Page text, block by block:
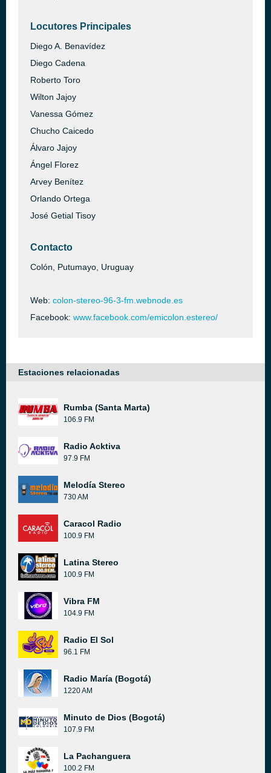
Locutores Principales
Diego A. Benavídez
Diego Cadena
Roberto Toro
Wilton Jajoy
Vanessa Gómez
Chucho Caicedo
Álvaro Jajoy
Ángel Florez
Arvey Benítez
Orlando Ortega
José Getial Tisoy
Contacto
Colón, Putumayo, Uruguay
Web: colon-stereo-96-3-fm.webnode.es
Facebook: www.facebook.com/emicolon.estereo/
Estaciones relacionadas
Rumba (Santa Marta)
106.9 FM
Radio Acktiva
97.9 FM
Melodía Stereo
730 AM
Caracol Radio
100.9 FM
Latina Stereo
100.9 FM
Vibra FM
104.9 FM
Radio El Sol
96.1 FM
Radio María (Bogotá)
1220 AM
Minuto de Dios (Bogotá)
107.9 FM
La Pachanguera
100.2 FM